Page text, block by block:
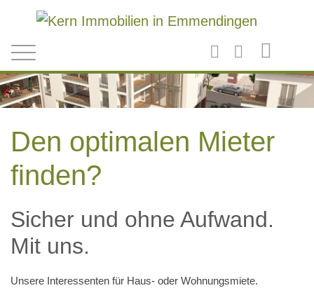
Den optimalen Mieter
finden?
Sicher und ohne Aufwand.
Mit uns.
Unsere Interessenten für Haus- oder Wohnungsmiete.